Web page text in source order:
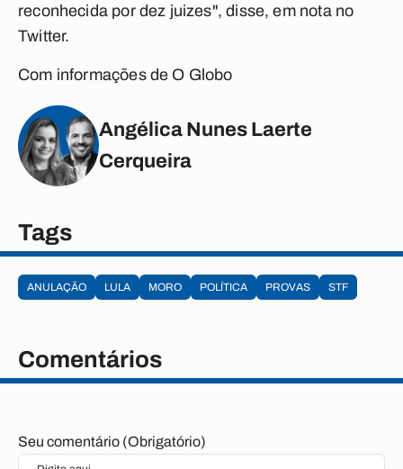
reconhecida por dez juizes", disse, em nota no
Twitter.
Com informações de O Globo
Angélica Nunes Laerte
Cerqueira
Tags
ANULAÇÃO LULA MORO POLÍTICA PROVAS STF
Comentários
Seu comentário (Obrigatório)